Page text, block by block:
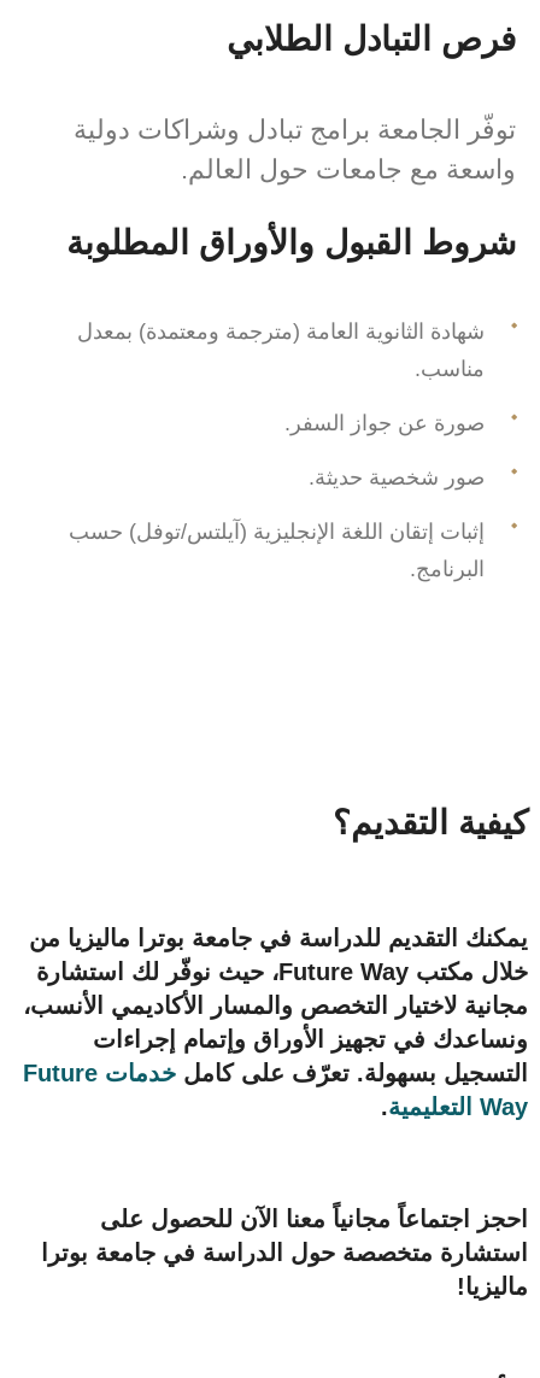
فرص التبادل الطلابي
توفّر الجامعة برامج تبادل وشراكات دولية
واسعة مع جامعات حول العالم.
شروط القبول والأوراق المطلوبة
شهادة الثانوية العامة (مترجمة ومعتمدة) بمعدل
مناسب.
صورة عن جواز السفر.
صور شخصية حديثة.
إثبات إتقان اللغة الإنجليزية (آيلتس/توفل) حسب
البرنامج.
كيفية التقديم؟
يمكنك التقديم للدراسة في جامعة بوترا ماليزيا من
خلال مكتب Future Way، حيث نوفّر لك استشارة
مجانية لاختيار التخصص والمسار الأكاديمي الأنسب،
ونساعدك في تجهيز الأوراق وإتمام إجراءات
التسجيل بسهولة. تعرّف على كامل
خدمات Future
Way التعليمية
.
احجز اجتماعاً مجانياً معنا الآن للحصول على
استشارة متخصصة حول الدراسة في جامعة بوترا
ماليزيا!